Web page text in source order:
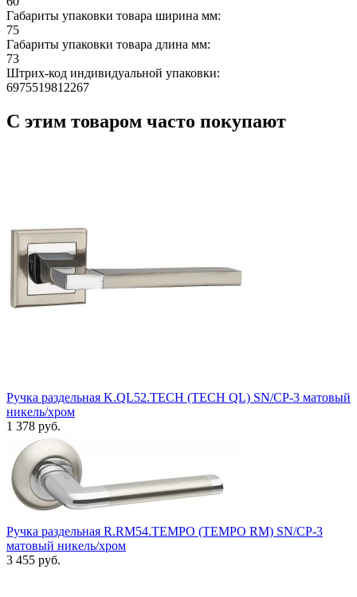
Габариты упаковки товара ширина мм:
75
Габариты упаковки товара длина мм:
73
Штрих-код индивидуальной упаковки:
6975519812267
С этим товаром часто покупают
Ручка раздельная K.QL52.TECH (TECH QL) SN/CP-3 матовый
никель/хром
1 378 руб.
Ручка раздельная R.RM54.TEMPO (TEMPO RM) SN/CP-3
матовый никель/хром
3 455 руб.